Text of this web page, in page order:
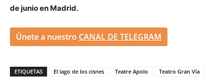
de junio en Madrid.
Únete a nuestro CANAL DE TELEGRAM
ETIQUETAS El lago de los cisnes Teatre Apolo Teatro Gran Vía